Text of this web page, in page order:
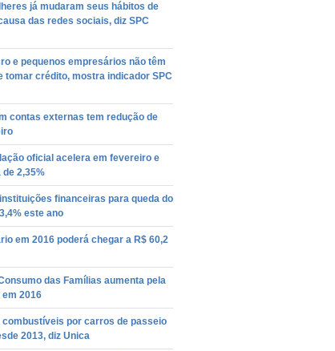
já mudaram seus hábitos de
das redes sociais, diz SPC
e pequenos empresários não têm
tomar crédito, mostra indicador SPC
contas externas tem redução de
oficial acelera em fevereiro e
2,35%
financeiras para queda do
este ano
em 2016 poderá chegar a R$ 60,2
das Famílias aumenta pela
2016
combustíveis por carros de passeio
2013, diz Unica